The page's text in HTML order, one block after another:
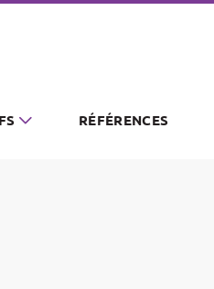
RÉFÉRENCES